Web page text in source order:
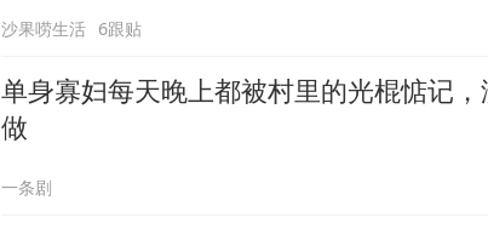
沙果唠生活 6跟贴
单身寡妇每天晚上都被村里的光棍惦记
做
一条剧